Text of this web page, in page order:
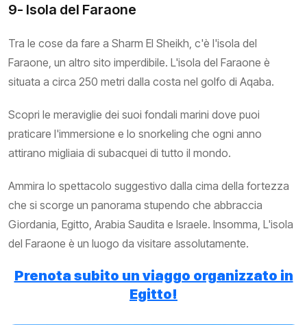
9- Isola del Faraone
Tra le cose da fare a Sharm El Sheikh, c'è l'isola del
Faraone, un altro sito imperdibile. L'isola del Faraone è
situata a circa 250 metri dalla costa nel golfo di Aqaba.
Scopri le meraviglie dei suoi fondali marini dove puoi
praticare l'immersione e lo snorkeling che ogni anno
attirano migliaia di subacquei di tutto il mondo.
Ammira lo spettacolo suggestivo dalla cima della fortezza
che si scorge un panorama stupendo che abbraccia
Giordania, Egitto, Arabia Saudita e Israele. Insomma, L'isola
del Faraone è un luogo da visitare assolutamente.
Prenota subito un viaggo organizzato in
Egitto!